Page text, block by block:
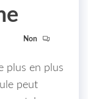
Non
plus en plus
peut